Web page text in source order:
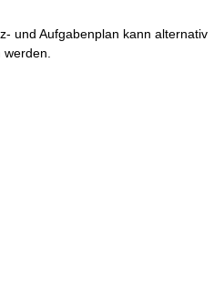
und Aufgabenplan kann alternativ
werden.